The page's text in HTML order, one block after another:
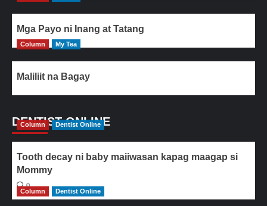
Mga Payo ni Inang at Tatang
Column My Tea
Maliliit na Bagay
DENTIST ONLINE
Column Dentist Online
Tooth decay ni baby maiiwasan kapag maagap si
Mommy
0
Column
Dentist Online